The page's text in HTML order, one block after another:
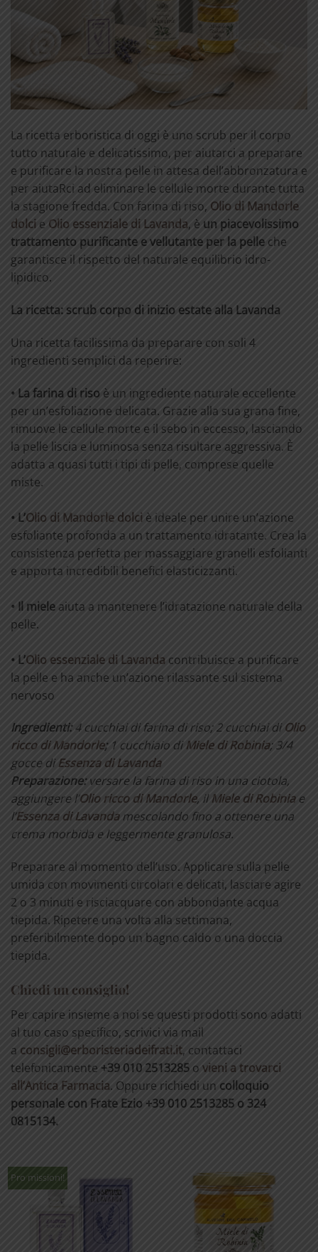
La ricetta erboristica di oggi è uno scrub per il corpo
tutto naturale e delicatissimo, per aiutarci a preparare
e purificare la nostra pelle in attesa dell’abbronzatura e
per aiutaRci ad eliminare le cellule morte durante tutta
la stagione fredda. Con farina di riso, Olio di Mandorle
dolci e Olio essenziale di Lavanda, è un piacevolissimo
trattamento purificante e vellutante per la pelle che
garantisce il rispetto del naturale equilibrio idro-
lipidico.
La ricetta: scrub corpo di inizio estate alla Lavanda
Una ricetta facilissima da preparare con soli 4
ingredienti semplici da reperire:
• La farina di riso è un ingrediente naturale eccellente
per un’esfoliazione delicata. Grazie alla sua grana fine,
rimuove le cellule morte e il sebo in eccesso, lasciando
la pelle liscia e luminosa senza risultare aggressiva. È
adatta a quasi tutti i tipi di pelle, comprese quelle
miste.
• L’Olio di Mandorle dolci è ideale per unire un’azione
esfoliante profonda a un trattamento idratante. Crea la
consistenza perfetta per massaggiare granelli esfolianti
e apporta incredibili benefici elasticizzanti.
• Il miele aiuta a mantenere l’idratazione naturale della
pelle.
• L’Olio essenziale di Lavanda contribuisce a purificare
la pelle e ha anche un’azione rilassante sul sistema
nervoso
Ingredienti:4 cucchiai di farina di riso; 2 cucchiai diOlio
ricco di Mandorle; 1 cucchiaio diMiele di Robinia; 3/4
gocce diEssenza di Lavanda
Preparazione:versare la farina di riso in una ciotola,
aggiungere l’Olio ricco di Mandorle, ilMiele di Robiniae
l’Essenza di Lavandamescolando fino a ottenere una
crema morbida e leggermente granulosa.
Preparare al momento dell’uso. Applicare sulla pelle
umida con movimenti circolari e delicati, lasciare agire
2 o 3 minuti e risciacquare con abbondante acqua
tiepida. Ripetere una volta alla settimana,
preferibilmente dopo un bagno caldo o una doccia
tiepida.
Chiedi un consiglio!
Per capire insieme a noi se questi prodotti sono adatti
al tuo caso specifico, scrivici via mail
a consigli@erboristeriadeifrati.it, contattaci
telefonicamente +39 010 2513285 o vieni a trovarci
all’Antica Farmacia. Oppure richiedi un colloquio
personale con Frate Ezio +39 010 2513285 o 324
0815134.
Pro missioni!